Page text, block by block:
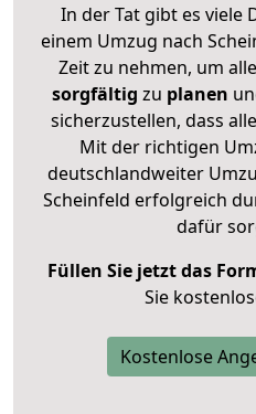
In der Tat gibt es viele
einem Umzug nach
Zeit zu nehmen, um
sorgfältig zu planen
sicherzustellen, dass
Mit der richtigen
deutschlandweiter
Scheinfeld erfolgreich
dafür
Füllen Sie jetzt das
Sie
Kostenlose